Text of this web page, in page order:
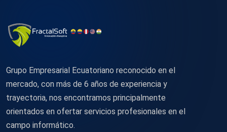
Grupo Empresarial Ecuatoriano reconocido en el
mercado, con más de 6 años de experiencia y
trayectoria, nos encontramos principalmente
orientados en ofertar servicios profesionales en el
campo informático.